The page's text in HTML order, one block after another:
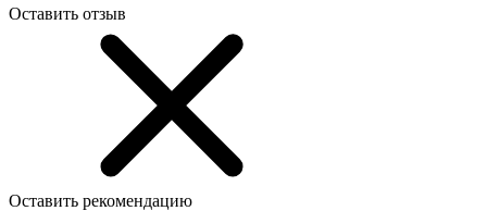
Оставить отзыв
Оставить рекомендацию